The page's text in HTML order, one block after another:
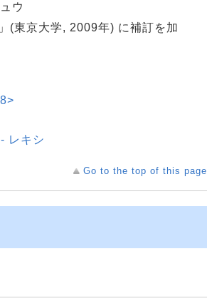
ウ
(東京大学, 2009年) に補訂を加
レキシ
Go to the top of this page